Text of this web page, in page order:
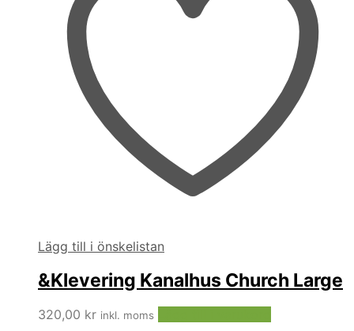
Lägg till i önskelistan
&Klevering Kanalhus Church Large
320,00 kr inkl. moms